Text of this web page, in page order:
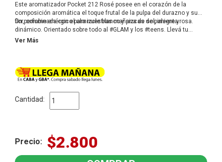
Este aromatizador Pocket 212 Rosé posee en el corazón de la
composición aromática el toque frutal de la pulpa del durazno y su
flor, combinada con el almizcle blanco y pizcas de pimienta rosa.
Un perfume enérgico para nuestras mañana de sol, alegre y
dinámico. Orientado sobre todo al #GLAM y los #teens. Llevá tu
aromatizador Pocket 212 Rosé Aero Soft a todos lados en tus
Ver Más
Cantidad:
Precio: $2.800